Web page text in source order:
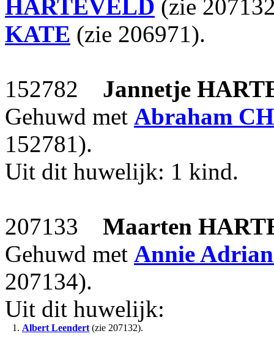
HARTEVELD (zie
KATE (zie 206971).
152782 Jannetje
Gehuwd met Abraham
152781).
Uit dit huwelijk: 1 kind.
207133 Maarten
Gehuwd met Annie
207134).
Uit dit huwelijk:
1. Albert Leendert (zie 207132).